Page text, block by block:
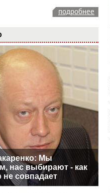
подробнее
Мы
нас выбирают - как
не совпадает